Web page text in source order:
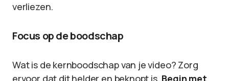
verliezen.
Focus op de boodschap
Wat is de kernboodschap van je video? Zorg
ervoor dat dit helder en beknopt is. Begin met